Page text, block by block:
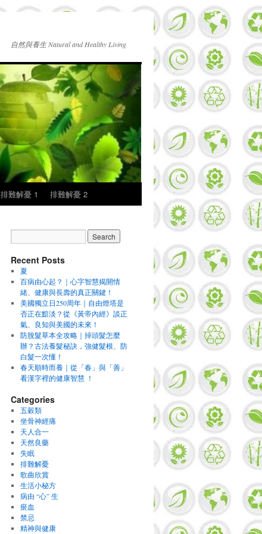
自然與養生 Natural and Healthy Living
排難解憂 1 排難解憂 2
Recent Posts
夏
百病由心起？｜心字智慧揭開情
緒、健康與長壽的真正關鍵！
美國獨立日250周年｜自由燈塔是
否正在黯淡？從《黃帝內經》談正
氣、良知與美國的未來！
防脫髮草本全攻略｜掉頭髮怎麼
辦？古法養髮秘訣，強健髮根、防
白髮一次懂！
春天順時而養｜從「春」與「善」
看漢字裡的健康智慧 ！
Categories
五穀類
坐骨神經痛
天人合一
天然良藥
失眠
排難解憂
歌曲欣賞
生活小秘方
病由 “心” 生
瘀血
禁忌
精神與健康